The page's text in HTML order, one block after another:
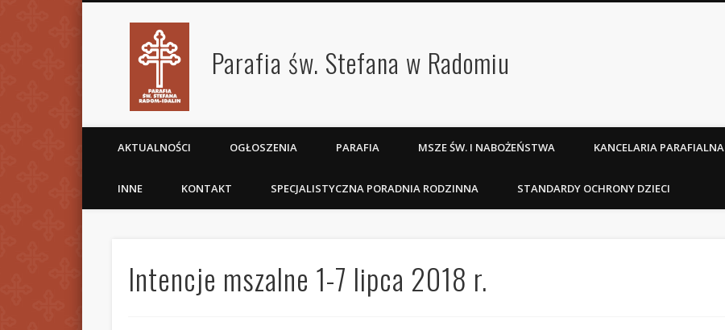
Parafia św. Stefana w Radomiu
AKTUALNOŚCI OGŁOSZENIA PARAFIA MSZE ŚW. I NABOŻEŃSTWA KANCELARIA PARAFIALNA
INNE KONTAKT SPECJALISTYCZNA PORADNIA RODZINNA STANDARDY OCHRONY DZIECI
Intencje mszalne 1-7 lipca 2018 r.